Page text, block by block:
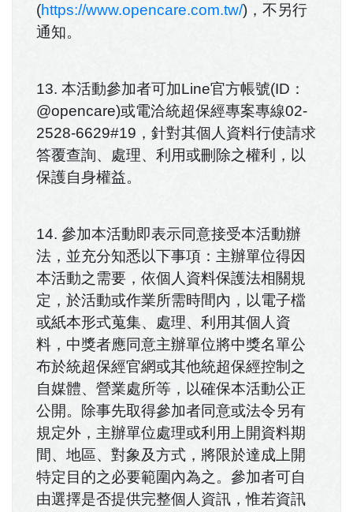
(https://www.opencare.com.tw/)，不另行
通知。
13. 本活動參加者可加Line官方帳號(ID：
@opencare)或電洽統超保經專案專線02-
2528-6629#19，針對其個人資料行使請求
答覆查詢、處理、利用或刪除之權利，以
保護自身權益。
14. 參加本活動即表示同意接受本活動辦
法，並充分知悉以下事項：主辦單位得因
本活動之需要，依個人資料保護法相關規
定，於活動或作業所需時間內，以電子檔
或紙本形式蒐集、處理、利用其個人資
料，中獎者應同意主辦單位將中獎名單公
布於統超保經官網或其他統超保經控制之
自媒體、營業處所等，以確保本活動公正
公開。除事先取得參加者同意或法令另有
規定外，主辦單位處理或利用上開資料期
間、地區、對象及方式，將限於達成上開
特定目的之必要範圍內為之。參加者可自
由選擇是否提供完整個人資訊，惟若資訊